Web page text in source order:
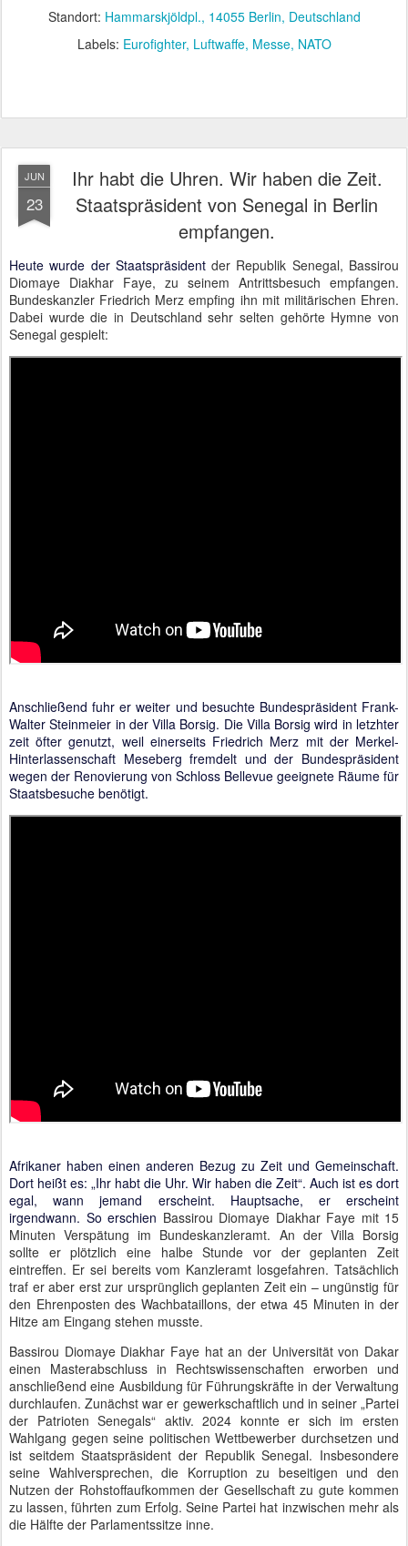
Standort: Hammarskjöldpl., 14055 Berlin, Deutschland
Labels: Eurofighter Luftwaffe Messe NATO
JUN
23
Ihr habt die Uhren. Wir haben die Zeit.
Staatspräsident von Senegal in Berlin
empfangen.
Heute wurde der Staatspräsidentder Republik Senegal, Bassirou
Diomaye Diakhar Faye, zu seinem Antrittsbesuch empfangen.
Bundeskanzler Friedrich Merz empfing ihn mit militärischen Ehren.
Dabei wurde die in Deutschland sehr selten gehörte Hymne von
Senegal gespielt:
Anschließend fuhr er weiter und besuchte Bundespräsident Frank-
Walter Steinmeier in der Villa Borsig. Die Villa Borsig wird in letzhter
zeit öfter genutzt, weil einerseits Friedrich Merz mit der Merkel-
Hinterlassenschaft Meseberg fremdelt und der Bundespräsident
wegen der Renovierung von Schloss Bellevue geeignete Räume für
Staatsbesuche benötigt.
Afrikaner haben einen anderen Bezug zu Zeit und Gemeinschaft.
Dort heißt es: „Ihr habt die Uhr. Wir haben die Zeit“. Auch ist es dort
egal, wann jemand erscheint. Hauptsache, er erscheint
irgendwann. So erschien Bassirou Diomaye Diakhar Faye mit 15
Minuten Verspätung im Bundeskanzleramt. An der Villa Borsig
sollte er plötzlich eine halbe Stunde vor der geplanten Zeit
eintreffen. Er sei bereits vom Kanzleramt losgefahren. Tatsächlich
traf er aber erst zur ursprünglich geplanten Zeit ein – ungünstig für
den Ehrenposten des Wachbataillons, der etwa 45 Minuten in der
Hitze am Eingang stehen musste.
Bassirou Diomaye Diakhar Faye hat an der Universität von Dakar
einen Masterabschluss in Rechtswissenschaften erworben und
anschließend eine Ausbildung für Führungskräfte in der Verwaltung
durchlaufen. Zunächst war er gewerkschaftlich und in seiner „Partei
der Patrioten Senegals“ aktiv. 2024 konnte er sich im ersten
Wahlgang gegen seine politischen Wettbewerber durchsetzen und
ist seitdem Staatspräsident der Republik Senegal. Insbesondere
seine Wahlversprechen, die Korruption zu beseitigen und den
Nutzen der Rohstoffaufkommen der Gesellschaft zu gute kommen
zu lassen, führten zum Erfolg. Seine Partei hat inzwischen mehr als
die Hälfte der Parlamentssitze inne.